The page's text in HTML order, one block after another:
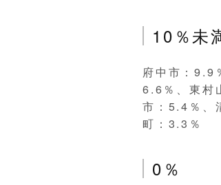
10％未
府中市：9.9
6.6％、東村
市：5.4％、
町：3.3％
0％